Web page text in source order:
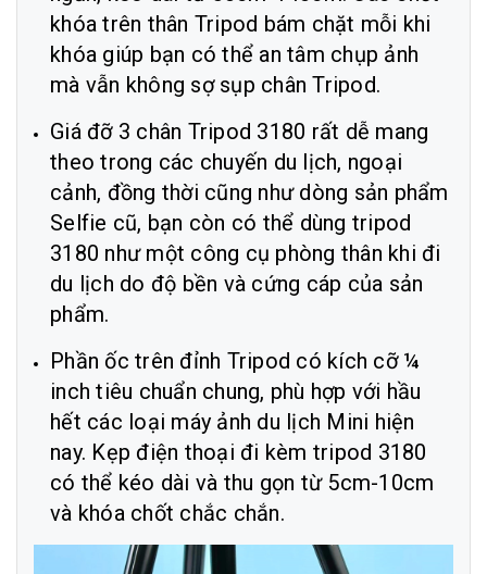
khóa trên thân Tripod bám chặt mỗi khi
khóa giúp bạn có thể an tâm chụp ảnh
mà vẫn không sợ sụp chân Tripod.
Giá đỡ 3 chân Tripod 3180 rất dễ mang
theo trong các chuyến du lịch, ngoại
cảnh, đồng thời cũng như dòng sản phẩm
Selfie cũ, bạn còn có thể dùng tripod
3180 như một công cụ phòng thân khi đi
du lịch do độ bền và cứng cáp của sản
phẩm.
Phần ốc trên đỉnh Tripod có kích cỡ ¼
inch tiêu chuẩn chung, phù hợp với hầu
hết các loại máy ảnh du lịch Mini hiện
nay. Kẹp điện thoại đi kèm tripod 3180
có thể kéo dài và thu gọn từ 5cm-10cm
và khóa chốt chắc chắn.